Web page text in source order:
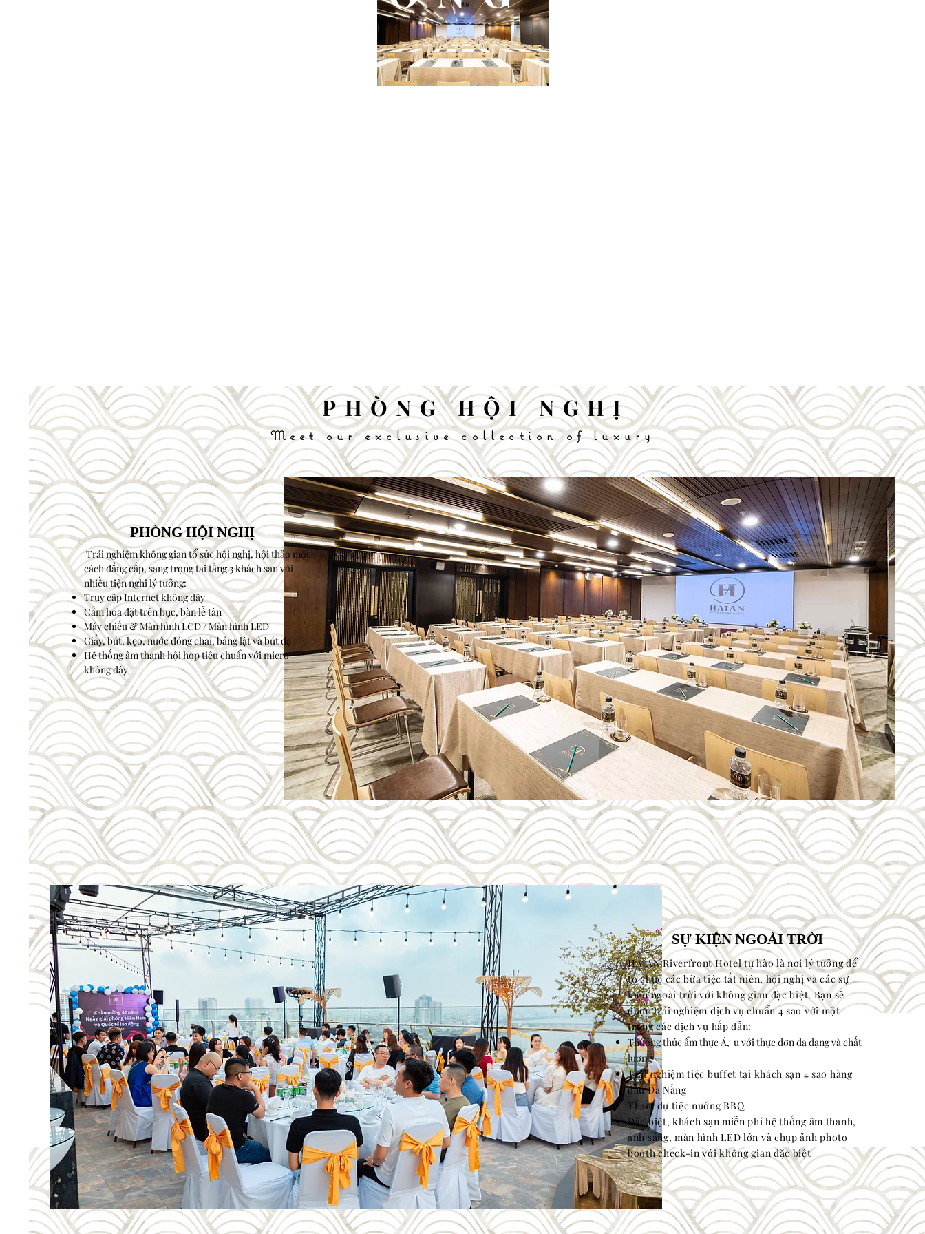
PHÒNG HỘI NGHỊ
Meet our exclusive collection of luxury
HAIAN Riverfront Hotel tự hào là nơi lý tưởng để
tổ chức các bữa tiệc tất niên, hội nghị và các sự
kiện ngoài trời với không gian đặc biệt. Bạn sẽ
được trải nghiệm dịch vụ chuẩn 4 sao với một
trong các dịch vụ hấp dẫn:
Thưởng thức ẩm thực Á, u với thực đơn đa dạng và chất
lượng
Trải nghiệm tiệc buffet tại khách sạn 4 sao hàng
đầu Đà Nẵng
Tham dự tiệc nướng BBQ
Đặc biệt, khách sạn miễn phí hệ thống âm thanh,
ánh sáng, màn hình LED lớn và chụp ảnh photo
booth check-in với không gian đặc biệt
Trải nghiệm không gian tổ sức hội nghị, hội thảo một
cách đẳng cấp, sang trọng tai tầng 3 khách sạn với
nhiều tiện nghi lý tưởng:
Truy cập Internet không dây
Cắm hoa đặt trên bục, bàn lễ tân
Máy chiếu & Màn hình LCD / Màn hình LED
Giấy, bút, kẹo, nước đóng chai, bảng lật và bút dạ
Hệ thống âm thanh hội họp tiêu chuẩn với micro
không dây
SỰ KIỆN NGOÀI TRỜI
PHÒNG HỘI NGHỊ